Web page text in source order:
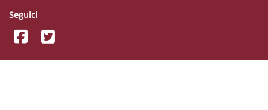
Seguici